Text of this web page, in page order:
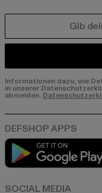
Informationen dazu, wie
in unserer
abmelden.